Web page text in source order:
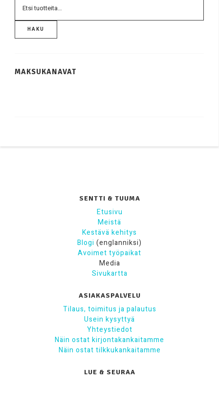
HAKU
MAKSUKANAVAT
SENTTI & TUUMA
Etusivu
Meistä
Kestävä kehitys
Blogi (englanniksi)
Avoimet työpaikat
Media
Sivukartta
ASIAKASPALVELU
Tilaus, toimitus ja palautus
Usein kysyttyä
Yhteystiedot
Näin ostat kirjontakankaitamme
Näin ostat tilkkukankaitamme
LUE & SEURAA